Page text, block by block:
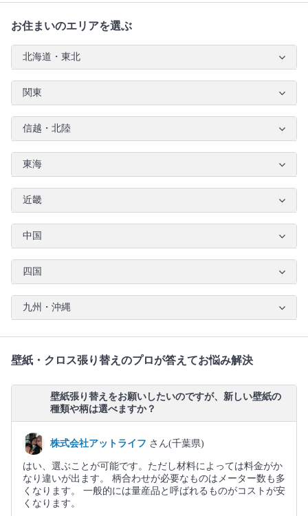
お住まいのエリアを選ぶ
北海道・東北
関東
信越・北陸
東海
近畿
中国
四国
九州・沖縄
壁紙・クロス張り替えのプロが答えてお悩み解決
壁紙張り替えをお願いしたいのですが、新しい壁紙の
種類や柄は選べますか？
株式会社アットライフ さん(千葉県)
はい、選ぶことが可能です。ただし材料によっては料金がか
なり違いが出ます。 柄合わせが必要なものはメーター数も多
くなります。 一般的には量産品と呼ばれるものがコストが安
くなります。